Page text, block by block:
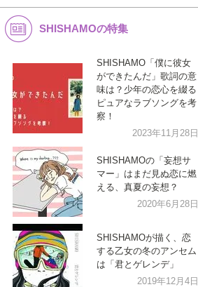
SHISHAMOの特集
SHISHAMO「僕に彼女
ができたんだ」歌詞の意
味は？少年の恋心を綴る
ピュアなラブソングを考
察！
2023年11月28日
SHISHAMOの「妄想サ
マー」はまだ見ぬ恋に燃
える、真夏の妄想？
2020年6月28日
SHISHAMOが描く、恋
する乙女の冬のアンセム
は「君とゲレンデ」
2019年12月4日